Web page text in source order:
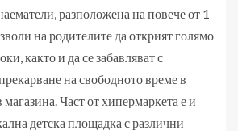
разположена на повече от 1
на родителите да открият голямо
както и да се забавляват с
на свободното време в
магазина. Част от хипермаркета е и
детска площадка с различни